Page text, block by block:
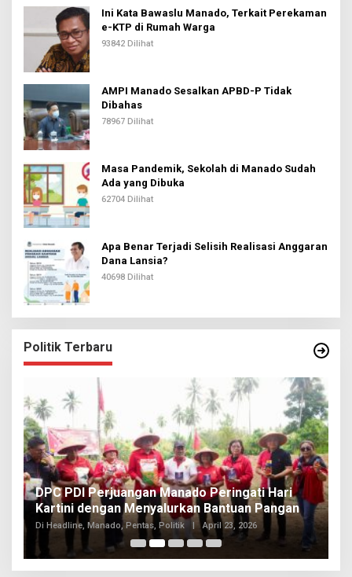
Ini Kata Bawaslu Manado, Terkait Perekaman
e-KTP di Rumah Warga
93842 Dilihat
AMPI Manado Sesalkan APBD-P Tidak
Dibahas
78967 Dilihat
Masa Pandemik, Sekolah di Manado Sudah
Ada yang Dibuka
62704 Dilihat
Apa Benar Terjadi Selisih Realisasi Anggaran
Dana Lansia?
40698 Dilihat
Politik Terbaru
DPC PDI Perjuangan Manado Peringati Hari
Kartini dengan Menyalurkan Bantuan Pangan
Di Headline, Manado, Pentas, Politik | April 23, 2026